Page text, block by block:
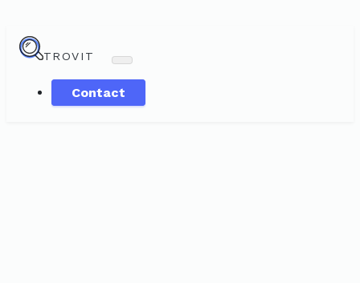
TROVIT
Contact